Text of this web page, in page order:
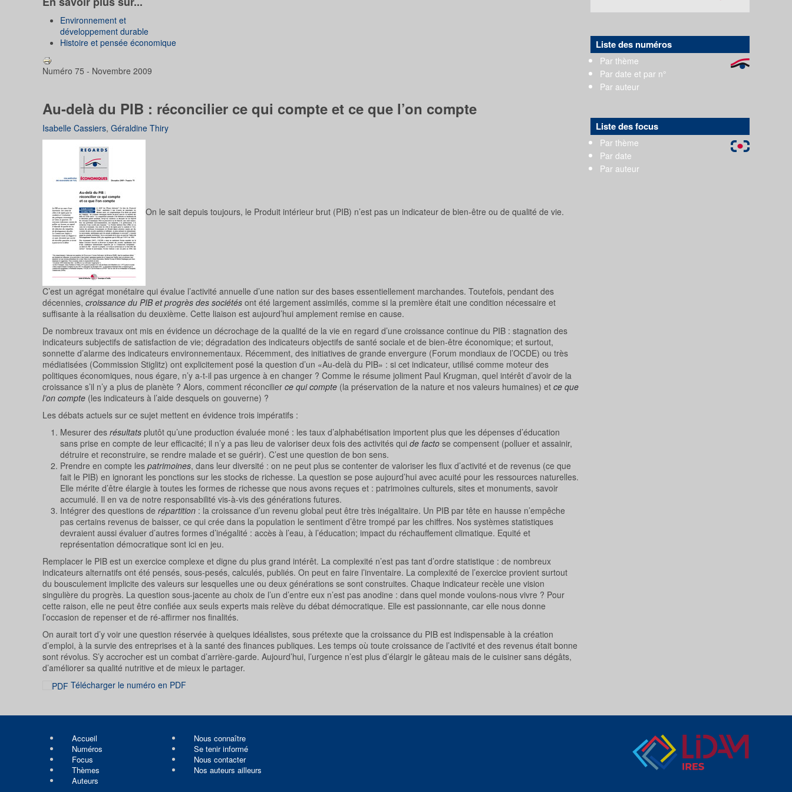
Environnement et
développement durable
Histoire et pensée économique
Numéro 75 - Novembre 2009
Au-delà du PIB : réconcilier ce qui compte et ce que l’on compte
Isabelle Cassiers, Géraldine Thiry
On le sait depuis toujours, le Produit intérieur brut (PIB) n’est pas un indicateur de bien-être ou de qualité de vie.
C’est un agrégat monétaire qui évalue l’activité annuelle d’une nation sur des bases essentiellement marchandes. Toutefois, pendant des
décennies, croissance du PIB et progrès des sociétés ont été largement assimilés, comme si la première était une condition nécessaire et
suffisante à la réalisation du deuxième. Cette liaison est aujourd’hui amplement remise en cause.
De nombreux travaux ont mis en évidence un décrochage de la qualité de la vie en regard d’une croissance continue du PIB : stagnation des
indicateurs subjectifs de satisfaction de vie; dégradation des indicateurs objectifs de santé sociale et de bien-être économique; et surtout,
sonnette d’alarme des indicateurs environnementaux. Récemment, des initiatives de grande envergure (Forum mondiaux de l’OCDE) ou très
médiatisées (Commission Stiglitz) ont explicitement posé la question d’un «Au-delà du PIB» : si cet indicateur, utilisé comme moteur des
politiques économiques, nous égare, n’y a-t-il pas urgence à en changer ? Comme le résume joliment Paul Krugman, quel intérêt d’avoir de la
croissance s’il n’y a plus de planète ? Alors, comment réconcilier ce qui compte (la préservation de la nature et nos valeurs humaines) et ce que
l’on compte (les indicateurs à l’aide desquels on gouverne) ?
Les débats actuels sur ce sujet mettent en évidence trois impératifs :
Mesurer des résultats plutôt qu’une production évaluée moné : les taux d’alphabétisation importent plus que les dépenses d’éducation
sans prise en compte de leur efficacité; il n’y a pas lieu de valoriser deux fois des activités qui de facto se compensent (polluer et assainir,
détruire et reconstruire, se rendre malade et se guérir). C’est une question de bon sens.
Prendre en compte les patrimoines, dans leur diversité : on ne peut plus se contenter de valoriser les flux d’activité et de revenus (ce que
fait le PIB) en ignorant les ponctions sur les stocks de richesse. La question se pose aujourd’hui avec acuité pour les ressources naturelles.
Elle mérite d’être élargie à toutes les formes de richesse que nous avons reçues et : patrimoines culturels, sites et monuments, savoir
accumulé. Il en va de notre responsabilité vis-à-vis des générations futures.
Intégrer des questions de répartition : la croissance d’un revenu global peut être très inégalitaire. Un PIB par tête en hausse n’empêche
pas certains revenus de baisser, ce qui crée dans la population le sentiment d’être trompé par les chiffres. Nos systèmes statistiques
devraient aussi évaluer d’autres formes d’inégalité : accès à l’eau, à l’éducation; impact du réchauffement climatique. Equité et
représentation démocratique sont ici en jeu.
Remplacer le PIB est un exercice complexe et digne du plus grand intérêt. La complexité n’est pas tant d’ordre statistique : de nombreux
indicateurs alternatifs ont été pensés, sous-pesés, calculés, publiés. On peut en faire l’inventaire. La complexité de l’exercice provient surtout
du bousculement implicite des valeurs sur lesquelles une ou deux générations se sont construites. Chaque indicateur recèle une vision
singulière du progrès. La question sous-jacente au choix de l’un d’entre eux n’est pas anodine : dans quel monde voulons-nous vivre ? Pour
cette raison, elle ne peut être confiée aux seuls experts mais relève du débat démocratique. Elle est passionnante, car elle nous donne
l’occasion de repenser et de ré-affirmer nos finalités.
On aurait tort d’y voir une question réservée à quelques idéalistes, sous prétexte que la croissance du PIB est indispensable à la création
d’emploi, à la survie des entreprises et à la santé des finances publiques. Les temps où toute croissance de l’activité et des revenus était bonne
sont révolus. S’y accrocher est un combat d’arrière-garde. Aujourd’hui, l’urgence n’est plus d’élargir le gâteau mais de le cuisiner sans dégâts,
d’améliorer sa qualité nutritive et de mieux le partager.
Télécharger le numéro en PDF
Liste des numéros
Par thème
Par date et par n°
Par auteur
Liste des focus
Par thème
Par date
Par auteur
Accueil
Numéros
Focus
Thèmes
Auteurs
Nous connaître
Se tenir informé
Nous contacter
Nos auteurs ailleurs